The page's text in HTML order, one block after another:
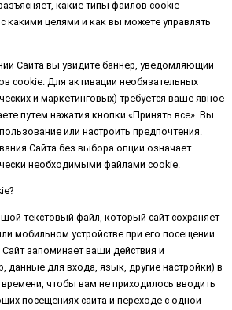
какие типы файлов cookie
какими целями и как вы можете управлять
Сайта вы увидите баннер, уведомляющий
cookie. Для активации необязательных
и маркетинговых) требуется ваше явное
путем нажатия кнопки «Принять все». Вы
или настроить предпочтения.
Сайта без выбора опции означает
необходимыми файлами cookie.
текстовый файл, который сайт сохраняет
мобильном устройстве при его посещении.
запоминает ваши действия и
данные для входа, язык, другие настройки) в
чтобы вам не приходилось вводить
посещениях сайта и переходе с одной